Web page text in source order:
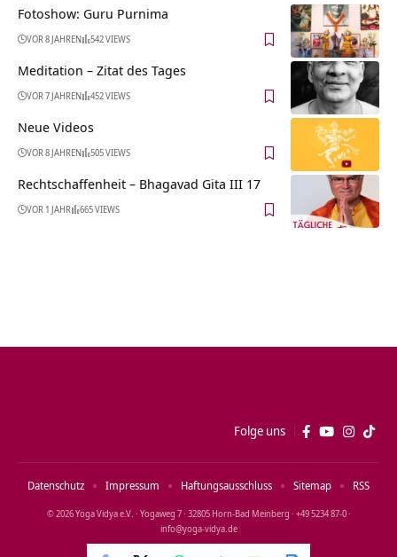
Fotoshow: Guru Purnima
VOR 8 JAHREN 542 VIEWS
Meditation – Zitat des Tages
VOR 7 JAHREN 452 VIEWS
Neue Videos
VOR 8 JAHREN 505 VIEWS
Rechtschaffenheit – Bhagavad Gita III 17
VOR 1 JAHR 665 VIEWS
Folge uns
© 2026 Yoga Vidya e.V. · Yogaweg 7 · 32805 Horn‑Bad Meinberg · +49 5234 87‑0 ·
info@yoga‑vidya.de
Datenschutz Impressum Haftungsausschluss Sitemap RSS